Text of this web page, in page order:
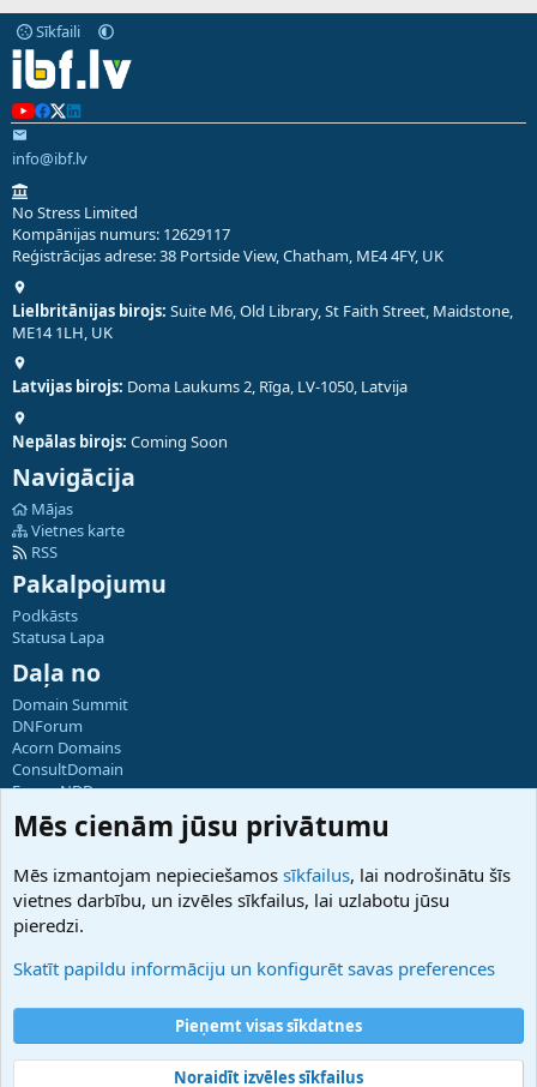
Sīkfaili
info@ibf.lv
No Stress Limited
Kompānijas numurs: 12629117
Reģistrācijas adrese: 38 Portside View, Chatham, ME4 4FY, UK
Lielbritānijas birojs: Suite M6, Old Library, St Faith Street, Maidstone,
ME14 1LH, UK
Latvijas birojs: Doma Laukums 2, Rīga, LV-1050, Latvija
Nepālas birojs: Coming Soon
Navigācija
Mājas
Vietnes karte
RSS
Pakalpojumu
Podkāsts
Statusa Lapa
Daļa no
Domain Summit
DNForum
Acorn Domains
ConsultDomain
ForumNDD
Domainforum.ro
27.be
Hostmaria
Atbalsts
Palīdzība
Noteikumi un nosacījumi
Privātuma politika
Mēs cienām jūsu privātumu
Mēs izmantojam nepieciešamos sīkfailus, lai nodrošinātu šīs
vietnes darbību, un izvēles sīkfailus, lai uzlabotu jūsu
pieredzi.
Skatīt papildu informāciju un konfigurēt savas preferences
Pieņemt visas sīkdatnes
Noraidīt izvēles sīkfailus